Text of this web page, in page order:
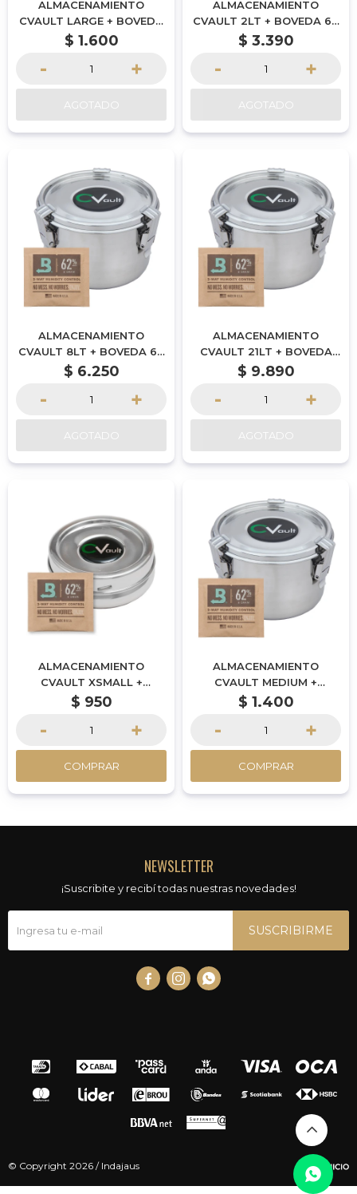
ALMACENAMIENTO
CVAULT LARGE + BOVEDA
8 GR (x2)
$ 1.600
- +
AGOTADO
ALMACENAMIENTO
CVAULT 2LT + BOVEDA 67
GR
$ 3.390
- +
AGOTADO
ALMACENAMIENTO
CVAULT 8LT + BOVEDA 67
GR (x2)
$ 6.250
- +
AGOTADO
ALMACENAMIENTO
CVAULT 21LT + BOVEDA
320 GR
$ 9.890
- +
AGOTADO
ALMACENAMIENTO
CVAULT XSMALL +
BOVEDA 8 GR
$ 950
- +
COMPRAR
ALMACENAMIENTO
CVAULT MEDIUM +
BOVEDA 8 GR
$ 1.400
- +
COMPRAR
NEWSLETTER
¡Suscribite y recibí todas nuestras novedades!
SUSCRIBIRME
  
© Copyright 2026 / Indajaus